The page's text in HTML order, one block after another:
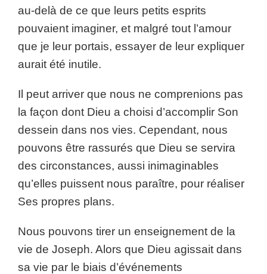
au-delà de ce que leurs petits esprits
pouvaient imaginer, et malgré tout l’amour
que je leur portais, essayer de leur expliquer
aurait été inutile.
Il peut arriver que nous ne comprenions pas
la façon dont Dieu a choisi d’accomplir Son
dessein dans nos vies. Cependant, nous
pouvons être rassurés que Dieu se servira
des circonstances, aussi inimaginables
qu’elles puissent nous paraître, pour réaliser
Ses propres plans.
Nous pouvons tirer un enseignement de la
vie de Joseph. Alors que Dieu agissait dans
sa vie par le biais d’événements